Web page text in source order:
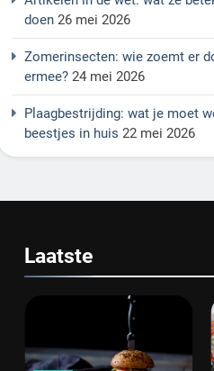
doen 26 mei 2026
Zomerinsecten: wie zoemt er
ermee? 24 mei 2026
Plaagbestrijding: wat je moet
beestjes in huis 22 mei 2026
Laatste